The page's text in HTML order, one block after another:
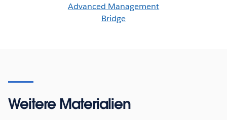
Advanced Management
Bridge
Weitere Materialien